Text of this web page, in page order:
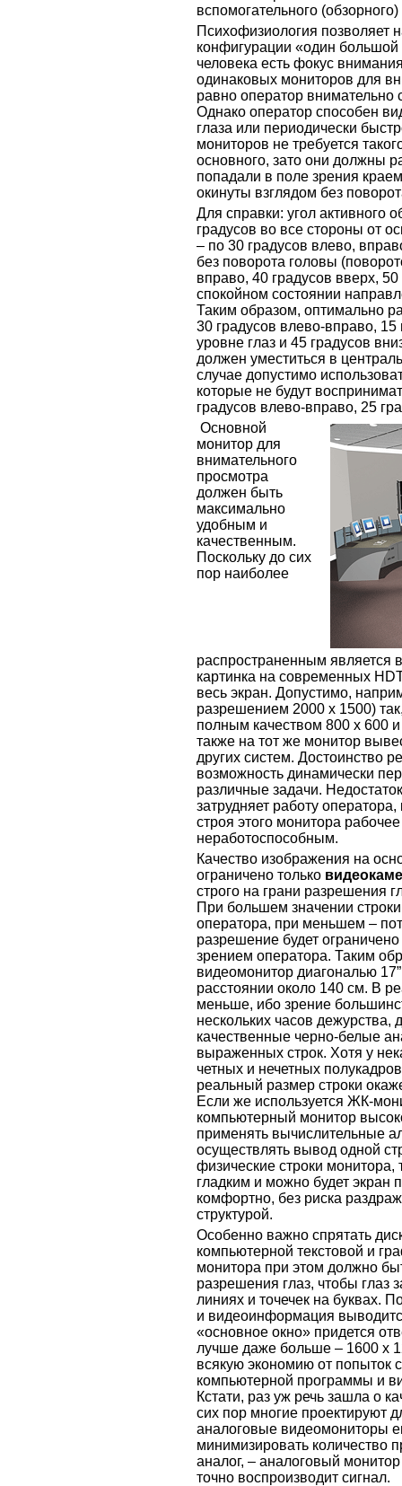
вспомогательного
Психофизиология позволяет
конфигурации «один большой
человека есть фокус
одинаковых мониторов для
равно оператор внимательно
Однако оператор способен
глаза или периодически
мониторов не требуется
основного, зато они должны
попадали в поле зрения
окинуты взглядом без
Для справки: угол активного
градусов во все стороны от
– по 30 градусов влево,
без поворота головы
вправо, 40 градусов вверх, 50
спокойном состоянии
Таким образом, оптимально
30 градусов влево-вправо, 15
уровне глаз и 45 градусов
должен уместиться в
случае допустимо
которые не будут
градусов влево-вправо, 25
Основной
монитор для
внимательного
просмотра
должен быть
максимально
удобным и
качественным.
Поскольку до сих
пор наиболее
распространенным является
картинка на современных
весь экран. Допустимо,
разрешением 2000 х 1500)
полным качеством 800 х 600
также на тот же монитор
других систем. Достоинство
возможность динамически
различные задачи.
затрудняет работу
строя этого монитора
неработоспособным.
Качество изображения на
ограничено только
строго на грани разрешения
При большем значении
оператора, при меньшем –
разрешение будет
зрением оператора. Таким
видеомонитор диагональю
расстоянии около 140 см. В
меньше, ибо зрение
нескольких часов дежурства,
качественные черно-белые
выраженных строк. Хотя у
четных и нечетных
реальный размер строки
Если же используется ЖК-
компьютерный монитор
применять вычислительные
осуществлять вывод одной
физические строки монитора,
гладким и можно будет экран
комфортно, без риска
структурой.
Особенно важно спрятать
компьютерной текстовой и
монитора при этом должно
разрешения глаз, чтобы глаз
линиях и точечек на буквах.
и видеоинформация
«основное окно» придется
лучше даже больше – 1600 х
всякую экономию от попыток
компьютерной программы и
Кстати, раз уж речь зашла о
сих пор многие проектируют
аналоговые видеомониторы
минимизировать количество
аналог, – аналоговый
точно воспроизводит сигнал.